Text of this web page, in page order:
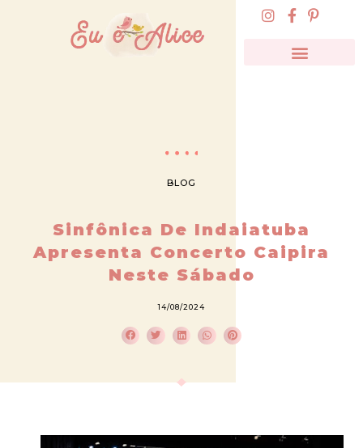
BLOG
Sinfônica De Indaiatuba
Apresenta Concerto Caipira
Neste Sábado
14/08/2024